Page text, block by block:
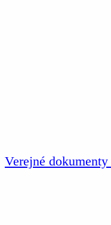
Verejné dokumenty